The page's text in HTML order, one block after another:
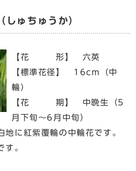
しゅちゅうか）
【花 形】 六英
【標準花径】 16cm（中
輪）
【花 期】 中晩生（5
月下旬～6月中旬）
紅紫覆輪の中輪花です。
。